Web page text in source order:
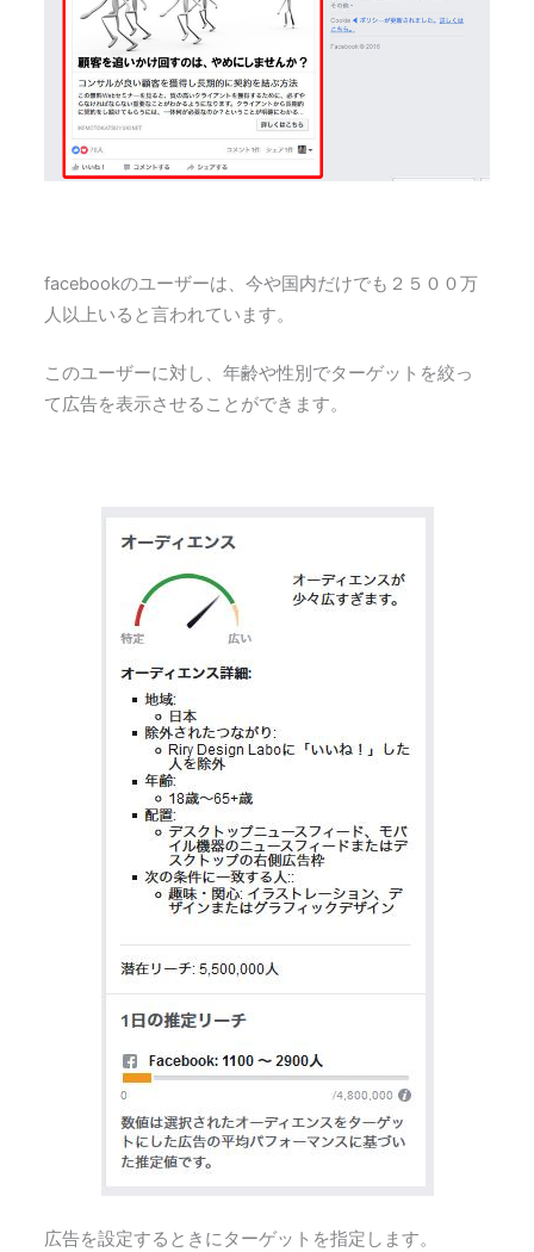
facebookのユーザーは、今や国内だけでも２５００万
人以上いると言われています。
このユーザーに対し、年齢や性別でターゲットを絞っ
て広告を表示させることができます。
広告を設定するときにターゲットを指定します。